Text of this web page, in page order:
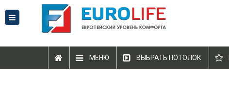
МЕНЮ ВЫБРАТЬ ПОТОЛОК